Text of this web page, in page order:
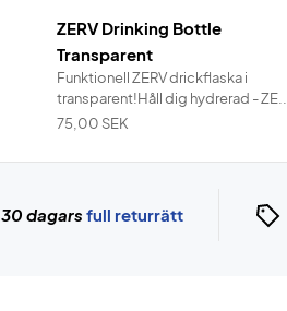
ZERV Drinking Bottle
Transparent
Funktionell ZERV drickflaska i
transparent!Håll dig hydrerad - ZE...
Info
75,00 SEK
30 dagars full returrätt